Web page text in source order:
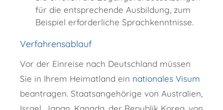
für die entsprechende Ausbildung, zum
Beispiel erforderliche Sprachkenntnisse.
Verfahrensablauf
Vor der Einreise nach Deutschland müssen
Sie in Ihrem Heimatland ein nationales Visum
beantragen. Staatsangehörige von Australien,